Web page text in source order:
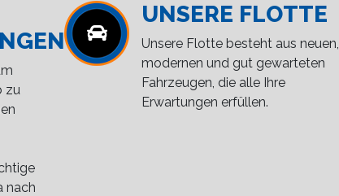
zu
nach
UNSERE FLOTTE
Unsere Flotte besteht aus neuen,
modernen und gut gewarteten
Fahrzeugen, die alle Ihre
Erwartungen erfüllen.